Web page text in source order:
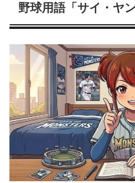
野球用語「サイ・ヤ